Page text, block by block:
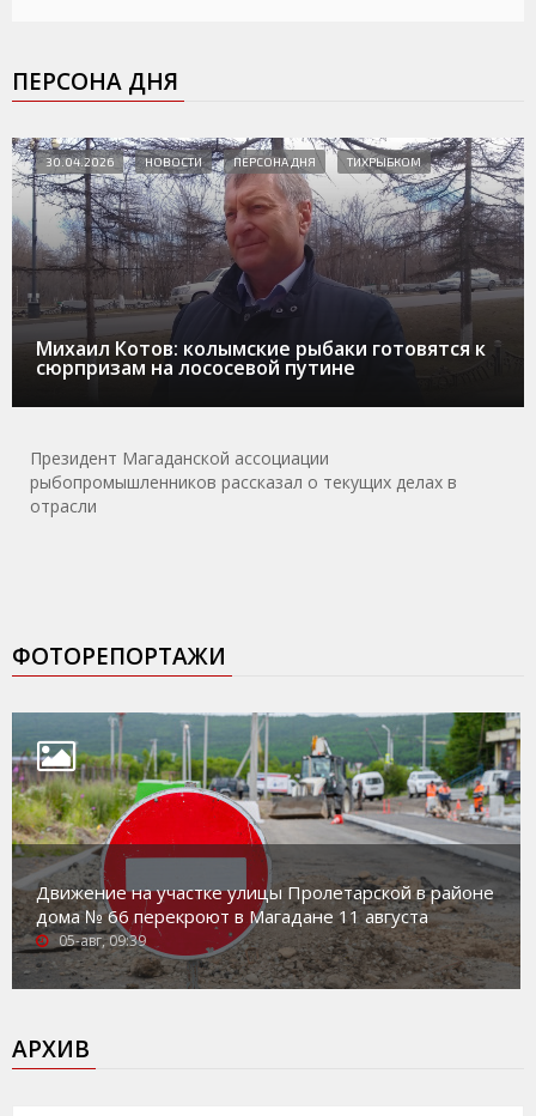
ПЕРСОНА ДНЯ
Михаил Котов: колымские рыбаки готовятся к
сюрпризам на лососевой путине
30.04.2026 НОВОСТИ ПЕРСОНА ДНЯ ТИХРЫБКОМ
Президент Магаданской ассоциации
рыбопромышленников рассказал о текущих делах в
отрасли
ФОТОРЕПОРТАЖИ
Движение на участке улицы Пролетарской в районе
дома № 66 перекроют в Магадане 11 августа
05-авг, 09:39
АРХИВ